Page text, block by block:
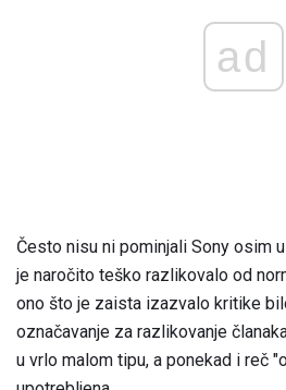
ad
Često nisu ni pominjali Sony osim
je naročito teško razlikovalo od
ono što je zaista izazvalo kritike
označavanje za razlikovanje
u vrlo malom tipu, a ponekad i reč